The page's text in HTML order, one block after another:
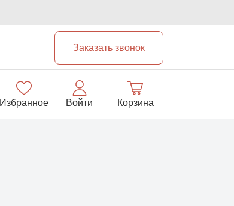
Заказать звонок
Избранное Войти Корзина